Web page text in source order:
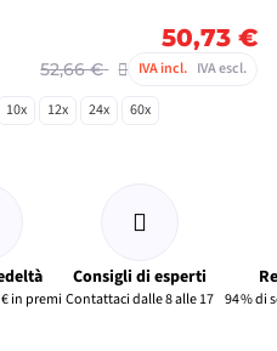
50,73 €
52,66 € IVA incl. IVA escl.
10x 12x 24x 60x
in premi
Consigli di esperti
Contattaci dalle 8 alle 17 94 % di